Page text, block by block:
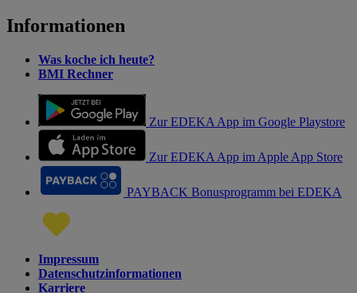
Informationen
Was koche ich heute?
BMI Rechner
Zur EDEKA App im Google Playstore
Zur EDEKA App im Apple App Store
PAYBACK Bonusprogramm bei EDEKA
Impressum
Datenschutzinformationen
Karriere